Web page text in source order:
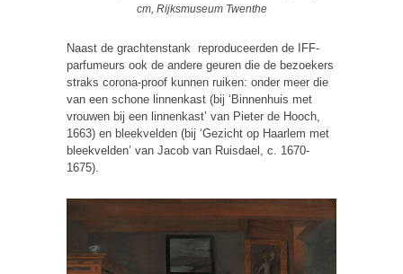
cm, Rijksmuseum Twenthe
Naast de grachtenstank reproduceerden de IFF-
parfumeurs ook de andere geuren die de bezoekers
straks corona-proof kunnen ruiken: onder meer die
van een schone linnenkast (bij ‘Binnenhuis met
vrouwen bij een linnenkast’ van Pieter de Hooch,
1663) en bleekvelden (bij ‘Gezicht op Haarlem met
bleekvelden’ van Jacob van Ruisdael, c. 1670-
1675).